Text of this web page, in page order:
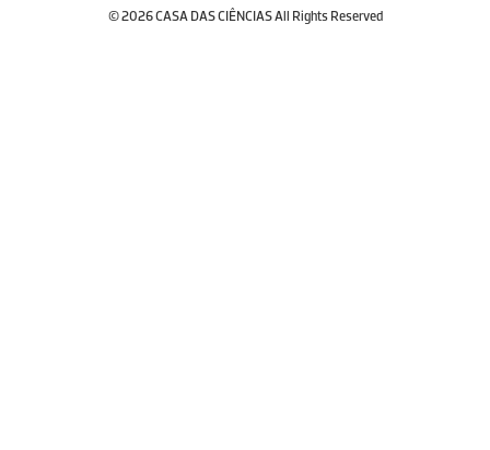
© 2026 CASA DAS CIÊNCIAS All Rights Reserved